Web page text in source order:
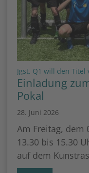
Jgst. Q1 will den Titel
Einladung
Pokal
28. Juni 2026
Am Freitag, dem
13.30 bis 15.30
auf dem